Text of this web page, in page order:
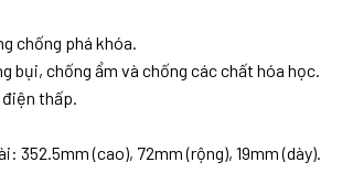
chống phá khóa.
bụi, chống ẩm và chống các chất hóa học.
điện thấp.
352.5mm (cao), 72mm (rộng), 19mm (dày).